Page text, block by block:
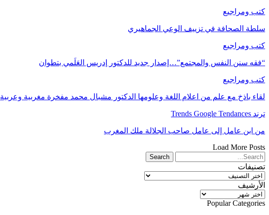
كتب ومراجيع
سلطة الصحافة في تزييف الوعي الجماهيري
كتب ومراجيع
“فقه سنن النفس والمجتمع”…إصدار جديد للدكتور إدريس العَلَمي بتطوان
كتب ومراجيع
لقاء باذخ مع علم من اعلام اللغة وعلومها الدكتور مشبال محمد مفخرة مغربية وعربية
ترند Trends Google Tendances
من ابن عامل إلى عامل صاحب الجلالة ملك المغرب
Load More Posts
تصنيفات
تصنيفات
الأرشيف
الأرشيف
Popular Categories